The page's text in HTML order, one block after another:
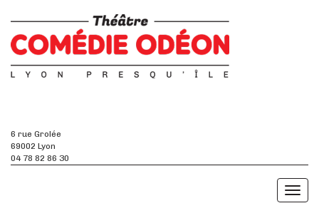
6 rue Grolée
69002 Lyon
04 78 82 86 30
Toggle